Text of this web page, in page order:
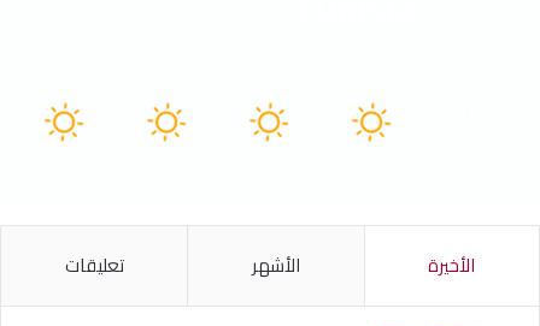
الأخيرة الأشهر تعليقات